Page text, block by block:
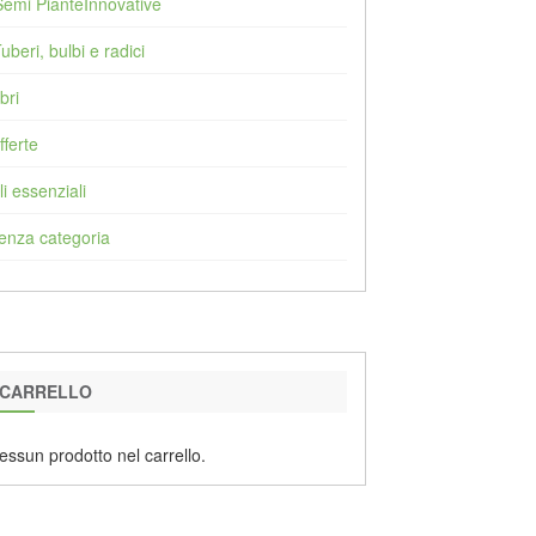
bulbi e radici
essenziali
categoria
CARRELLO
prodotto nel carrello.